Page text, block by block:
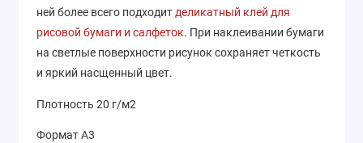
ней более всего подходитделикатный клей для
рисовой бумаги и салфеток. При наклеивании бумаги
на светлые поверхности рисунок сохраняет четкость
и яркий насщенный цвет.
Плотность 20 г/м2
Формат А3